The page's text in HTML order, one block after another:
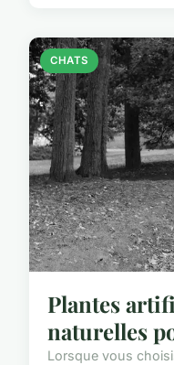
CHATS
Plantes
naturelles
Lorsque vous